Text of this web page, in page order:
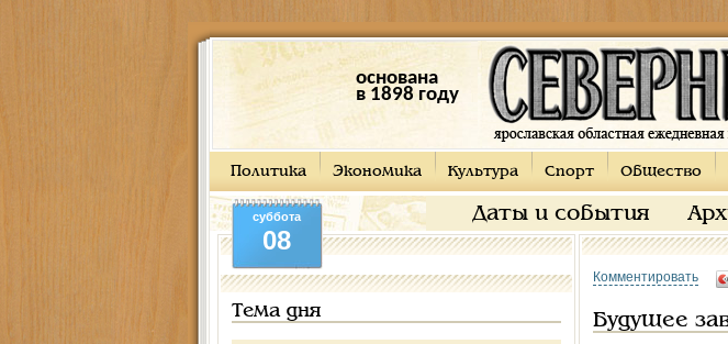
основана
в 1898 году
Политика Экономика Культура Спорт Общество
Даты и события
суббота
08
Тема дня
Комментировать
Будущее